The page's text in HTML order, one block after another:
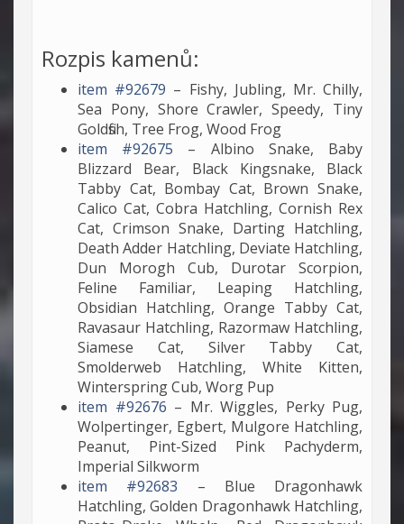
Rozpis kamenů:
item #92679 – Fishy, Jubling, Mr. Chilly,
Sea Pony, Shore Crawler, Speedy, Tiny
Goldfish, Tree Frog, Wood Frog
item #92675 – Albino Snake, Baby
Blizzard Bear, Black Kingsnake, Black
Tabby Cat, Bombay Cat, Brown Snake,
Calico Cat, Cobra Hatchling, Cornish Rex
Cat, Crimson Snake, Darting Hatchling,
Death Adder Hatchling, Deviate Hatchling,
Dun Morogh Cub, Durotar Scorpion,
Feline Familiar, Leaping Hatchling,
Obsidian Hatchling, Orange Tabby Cat,
Ravasaur Hatchling, Razormaw Hatchling,
Siamese Cat, Silver Tabby Cat,
Smolderweb Hatchling, White Kitten,
Winterspring Cub, Worg Pup
item #92676 – Mr. Wiggles, Perky Pug,
Wolpertinger, Egbert, Mulgore Hatchling,
Peanut, Pint-Sized Pink Pachyderm,
Imperial Silkworm
item #92683 – Blue Dragonhawk
Hatchling, Golden Dragonhawk Hatchling,